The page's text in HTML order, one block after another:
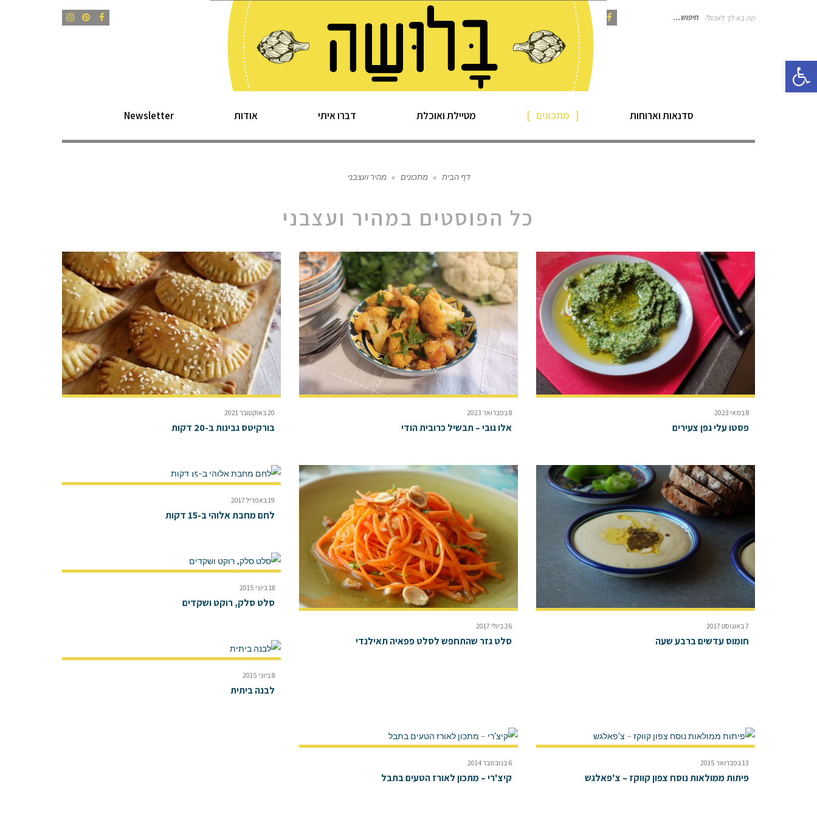
פתח סרגל נגישות
מה בא לך לאכול? חיפוש Facebook
Pinterest
Instagram
Facebook
Pinterest
Instagram
סדנאות וארוחות מתכונים מטיילת ואוכלת דברו איתי אודות Newsletter
דף הבית » מתכונים » מהיר ועצבני
כל הפוסטים במהיר ועצבני
8 במאי 2023
פסטו עלי גפן צעירים
8 בפברואר 2023
אלו גובי – תבשיל כרובית הודי
20 באוקטובר 2021
בורקיטס גבינות ב-20 דקות
7 באוגוסט 2017
חומוס עדשים ברבע שעה
26 ביולי 2017
סלט גזר שהתחפש לסלט פפאיה תאילנדי
19 באפריל 2017
לחם מחבת אלוהי ב-15 דקות
18 ביוני 2015
סלט סלק, רוקט ושקדים
8 ביוני 2015
לבנה ביתית
13 בפברואר 2015
פיתות ממולאות נוסח צפון קווקז – צ'פאלגש
6 בנובמבר 2014
קיצ'רי – מתכון לאורז הטעים בתבל